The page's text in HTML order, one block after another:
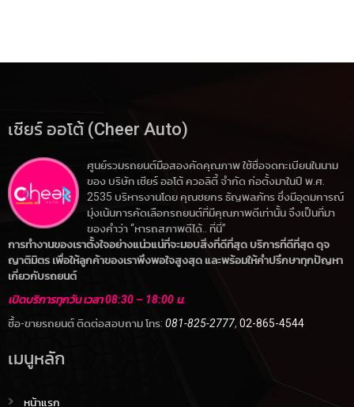
เชียร์ ออโต้ (Cheer Auto)
ศูนย์รวมรถยนต์มือสองคัดคุณภาพ ใช้ชื่อจดทะเบียนในนาม
ของ บริษัท เชียร์ ออโต้ ควอลิตี้ จำกัด ก่อตั้งมาในปี พ.ศ.
2535 บริหารงานโดย คุณชยกร ธัญพลภัทร ซึ่งมีอุดมการณ์
มุ่งเน้นการคัดเลือกรถยนต์ที่มีคุณภาพดีเท่านั้น จึงเป็นที่มา
ของคำว่า “หารถสภาพดีได้.. ที่นี่”
การทำงานของเราตั้งใจอย่างแน่วแน่ที่จะมอบสิ่งที่ดีที่สุด บริการที่ดีที่สุด ดุจ
ญาติมิตร เพื่อให้ลูกค้าของเราพึงพอใจสูงสุด และพร้อมให้คำปรึกษาทุกปัญหา
เกี่ยวกับรถยนต์
เปิดบริการทุกวัน เวลา 08:30 – 18:00 น.
ซื้อ-ขายรถยนต์ ติดต่อสอบถาม โทร: 081-825-2777, 02-865-4544
เมนูหลัก
หน้าแรก